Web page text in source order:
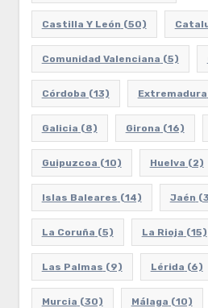
Castilla Y León (50)
Comunidad Valenciana (5)
Córdoba (13) Extremadura
Galicia (8) Girona (16)
Guipuzcoa (10) Huelva (2)
Islas Baleares (14) Jaén
La Coruña (5) La Rioja (15)
Las Palmas (9) Lérida (6)
Murcia (30) Málaga (10)